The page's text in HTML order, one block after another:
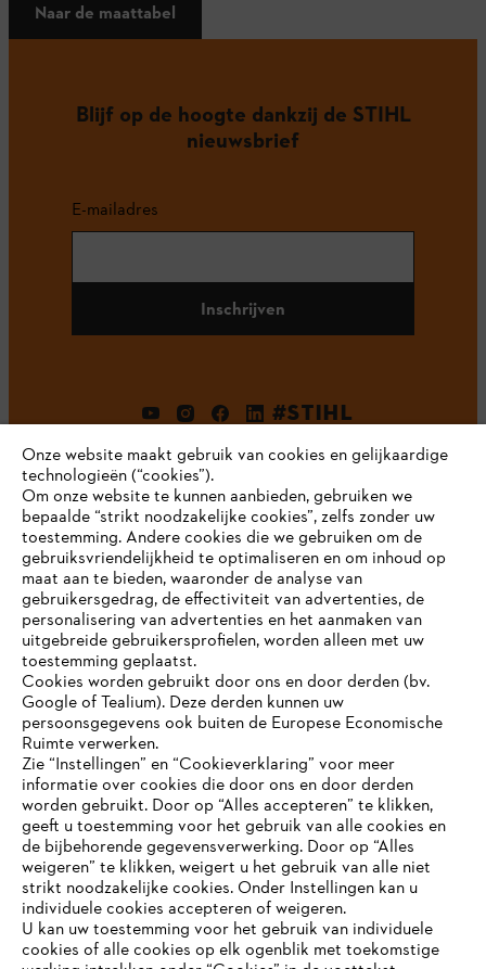
Naar de maattabel
Blijf op de hoogte dankzij de STIHL
nieuwsbrief
E-mailadres
Inschrijven
#STIHL
Bedrijf
STIHL FAQ
Contact
Gegevensbescherming Impressum
Cookie-informatie Juridische informatie
JE BROWSER WORDT NIET
ONDERSTEUND
Je gebruikt een browser die we nog niet ondersteunen. Om
onze website optimaal te kunnen gebruiken, raden we aan dat
je overschakelt op één van de volgende browsers:
Onze website maakt gebruik van cookies en gelijkaardige
technologieën (“cookies”).
Om onze website te kunnen aanbieden, gebruiken we
bepaalde “strikt noodzakelijke cookies”, zelfs zonder uw
toestemming. Andere cookies die we gebruiken om de
gebruiksvriendelijkheid te optimaliseren en om inhoud op
maat aan te bieden, waaronder de analyse van
gebruikersgedrag, de effectiviteit van advertenties, de
personalisering van advertenties en het aanmaken van
uitgebreide gebruikersprofielen, worden alleen met uw
toestemming geplaatst.
Cookies worden gebruikt door ons en door derden (bv.
Google of Tealium). Deze derden kunnen uw
persoonsgegevens ook buiten de Europese Economische
Ruimte verwerken.
Zie “Instellingen” en “Cookieverklaring” voor meer
informatie over cookies die door ons en door derden
worden gebruikt. Door op “Alles accepteren” te klikken,
geeft u toestemming voor het gebruik van alle cookies en
de bijbehorende gegevensverwerking. Door op “Alles
weigeren” te klikken, weigert u het gebruik van alle niet
strikt noodzakelijke cookies. Onder Instellingen kan u
individuele cookies accepteren of weigeren.
U kan uw toestemming voor het gebruik van individuele
cookies of alle cookies op elk ogenblik met toekomstige